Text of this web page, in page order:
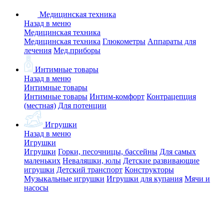
Медицинская техника
Назад в меню
Медицинская техника
Медицинская техника Глюкометры Аппараты для
лечения Мед.приборы
Интимные товары
Назад в меню
Интимные товары
Интимные товары Интим-комфорт Контрацепция
(местная) Для потенции
Игрушки
Назад в меню
Игрушки
Игрушки Горки, песочницы, бассейны Для самых
маленьких Неваляшки, юлы Детские развивающие
игрушки Детский транспорт Конструкторы
Музыкальные игрушки Игрушки для купания Мячи и
насосы